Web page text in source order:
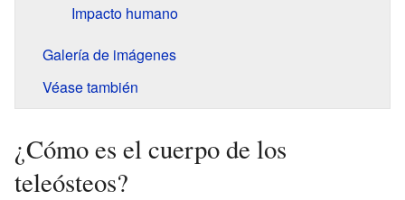
Impacto humano
Galería de imágenes
Véase también
¿Cómo es el cuerpo de los
teleósteos?